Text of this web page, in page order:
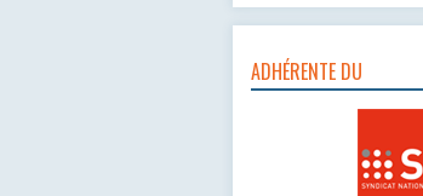
ADHÉRENTE DU